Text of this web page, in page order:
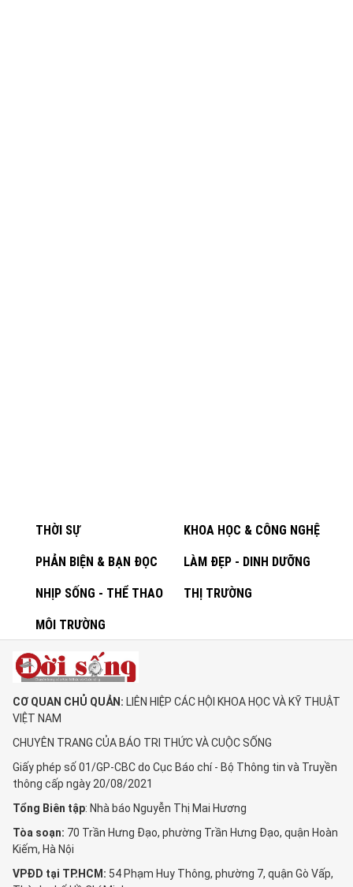
THỜI SỰ KHOA HỌC & CÔNG NGHỆ
PHẢN BIỆN & BẠN ĐỌC LÀM ĐẸP - DINH DƯỠNG
NHỊP SỐNG - THỂ THAO THỊ TRƯỜNG
MÔI TRƯỜNG
CƠ QUAN CHỦ QUẢN: LIÊN HIỆP CÁC HỘI KHOA HỌC VÀ KỸ THUẬT
VIỆT NAM
CHUYÊN TRANG CỦA BÁO TRI THỨC VÀ CUỘC SỐNG
Giấy phép số 01/GP-CBC do Cục Báo chí - Bộ Thông tin và Truyền
thông cấp ngày 20/08/2021
Tổng Biên tập: Nhà báo Nguyễn Thị Mai Hương
Tòa soạn: 70 Trần Hưng Đạo, phường Trần Hưng Đạo, quận Hoàn
Kiếm, Hà Nội
VPĐD tại TP.HCM: 54 Phạm Huy Thông, phường 7, quận Gò Vấp,